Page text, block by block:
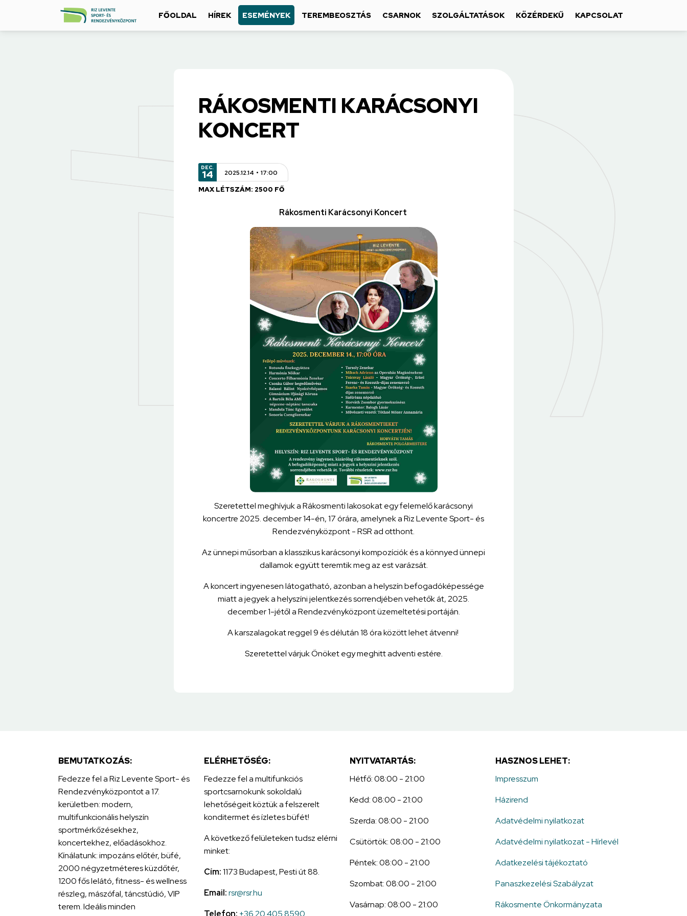
FŐOLDAL HÍREK ESEMÉNYEK TEREMBEOSZTÁS CSARNOK SZOLGÁLTATÁSOK KÖZÉRDEKŰ KAPCSOLAT
RÁKOSMENTI KARÁCSONYI
KONCERT
DEC.
14 2025.12.14 17:00
MAX LÉTSZÁM: 2500 FŐ
Rákosmenti Karácsonyi Koncert
Szeretettel meghívjuk a Rákosmenti lakosokat egy felemelő karácsonyi
koncertre 2025. december 14-én, 17 órára, amelynek a Riz Levente Sport- és
Rendezvényközpont - RSR ad otthont.
Az ünnepi műsorban a klasszikus karácsonyi kompozíciók és a könnyed ünnepi
dallamok együtt teremtik meg az est varázsát.
A koncert ingyenesen látogatható, azonban a helyszín befogadóképessége
miatt a jegyek a helyszíni jelentkezés sorrendjében vehetők át, 2025.
december 1-jétől a Rendezvényközpont üzemeltetési portáján.
A karszalagokat reggel 9 és délután 18 óra között lehet átvenni!
Szeretettel várjuk Önöket egy meghitt adventi estére.
BEMUTATKOZÁS:
Fedezze fel a Riz Levente Sport- és
Rendezvényközpontot a 17.
kerületben: modern,
multifunkcionális helyszín
sportmérkőzésekhez,
koncertekhez, előadásokhoz.
Kínálatunk: impozáns előtér, büfé,
2000 négyzetméteres küzdőtér,
1200 fős lelátó, fitness- és wellness
részleg, mászófal, táncstúdió, VIP
terem. Ideális minden
ELÉRHETŐSÉG:
Fedezze fel a multifunkciós
sportcsarnokunk sokoldalú
lehetőségeit köztük a felszerelt
konditermet és ízletes büfét!
A következő felületeken tudsz elérni
minket:
Cím:1173 Budapest, Pesti út 88.
Email:rsr@rsr.hu
Telefon: +36 20 405 8590
NYITVATARTÁS:
Hétfő: 08:00 - 21:00
Kedd: 08:00 - 21:00
Szerda: 08:00 - 21:00
Csütörtök: 08:00 - 21:00
Péntek: 08:00 - 21:00
Szombat: 08:00 - 21:00
Vasárnap: 08:00 - 21:00
HASZNOS LEHET:
Impresszum
Házirend
Adatvédelmi nyilatkozat
Adatvédelmi nyilatkozat - Hírlevél
Adatkezelési tájékoztató
Panaszkezelési Szabályzat
Rákosmente Önkormányzata